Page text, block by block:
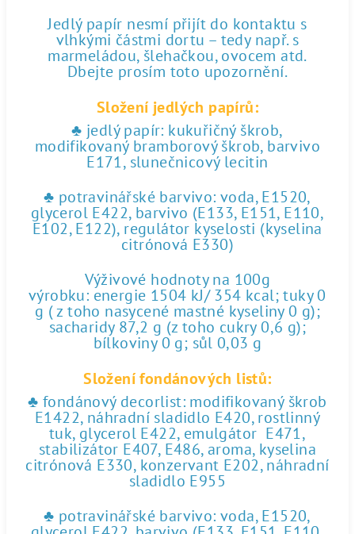
Jedlý papír nesmí přijít do kontaktu s
vlhkými částmi dortu – tedy např. s
marmeládou, šlehačkou, ovocem atd.
Dbejte prosím toto upozornění.
Složení jedlých papírů:
♣ jedlý papír: kukuřičný škrob,
modifikovaný bramborový škrob, barvivo
E171, slunečnicový lecitin
♣ potravinářské barvivo: voda, E1520,
glycerol E422, barvivo (E133, E151, E110,
E102, E122), regulátor kyselosti (kyselina
citrónová E330)
Výživové hodnoty na 100g
výrobku: energie 1504 kJ/ 354 kcal; tuky 0
g ( z toho nasycené mastné kyseliny 0 g);
sacharidy 87,2 g (z toho cukry 0,6 g);
bílkoviny 0 g; sůl 0,03 g
Složení fondánových listů:
♣ fondánový decorlist: modifikovaný škrob
E1422, náhradní sladidlo E420, rostlinný
tuk, glycerol E422, emulgátor E471,
stabilizátor E407, E486, aroma, kyselina
citrónová E330, konzervant E202, náhradní
sladidlo E955
♣ potravinářské barvivo: voda, E1520,